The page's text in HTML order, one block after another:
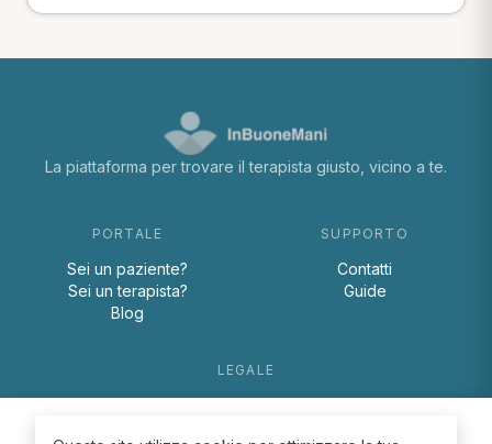
La piattaforma per trovare il terapista giusto, vicino a te.
PORTALE
Sei un paziente?
Sei un terapista?
Blog
SUPPORTO
Contatti
Guide
LEGALE